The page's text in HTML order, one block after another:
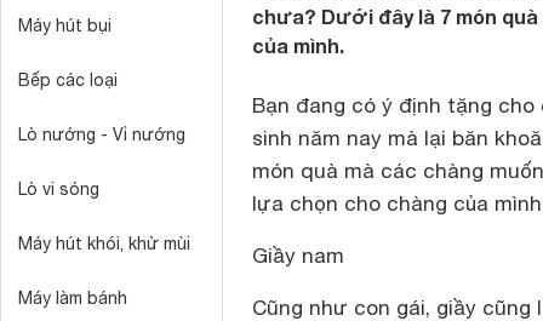
Máy hút bụi
Bếp các loại
Lò nướng - Vỉ nướng
Lò vi sóng
Máy hút khói, khử mùi
Máy làm bánh
chưa? Dưới đây là 7 món
của mình.
Bạn đang có ý định tặng
sinh năm nay mà lại băn
món quà mà các chàng
lựa chọn cho chàng của
Giầy nam
Cũng như con gái, giầy